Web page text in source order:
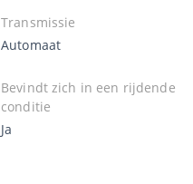
Transmissie
Automaat
Bevindt zich in een rijdende
conditie
Ja